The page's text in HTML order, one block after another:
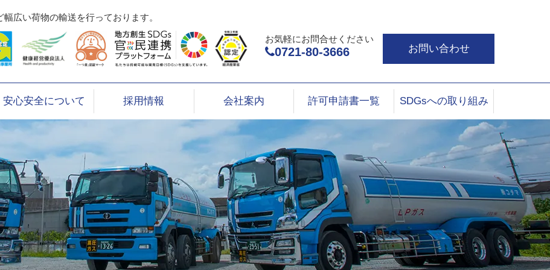
広い荷物の輸送を行っております。
お気軽にお問合せください
0721-80-3666 お問い合わせ
安心安全について 採用情報 会社案内 許可申請書一覧 SDGsへの取り組み